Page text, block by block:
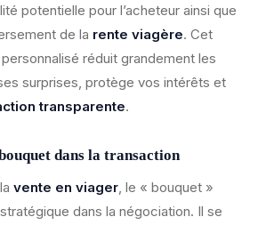
potentielle pour l’acheteur ainsi que
de la rente viagère. Cet
réduit grandement les
surprises, protège vos intérêts et
transparente.
dans la transaction
vente en viager , le « bouquet »
dans la négociation. Il se